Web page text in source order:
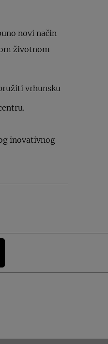
novi način
životnom
vrhunsku
inovativnog